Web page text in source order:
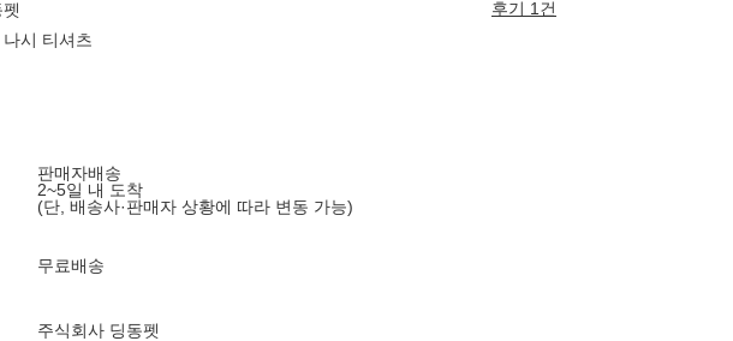
후기 1건
시 티셔츠
판매자배송
2~5일 내 도착
(단, 배송사·판매자 상황에 따라 변동 가능)
무료배송
주식회사 딩동펫